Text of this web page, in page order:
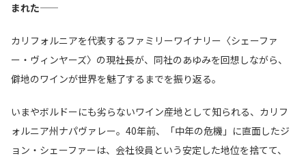
まれた――
カリフォルニアを代表するファミリーワイナリー〈シェーファ
ー・ヴィンヤーズ〉の現社長が、同社のあゆみを回想しながら、
僻地のワインが世界を魅了するまでを振り返る。
いまやボルドーにも劣らないワイン産地として知られる、カリフ
ォルニア州ナパヴァレー。40年前、「中年の危機」に直面したジ
ョン・シェーファーは、会社役員という安定した地位を捨てて、